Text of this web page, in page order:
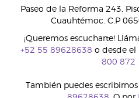
Paseo de la Reforma 243,
Cuauhtémoc. C.P
¡Queremos escucharte!
+52 55 89628638 o desde el
800 872
También puedes